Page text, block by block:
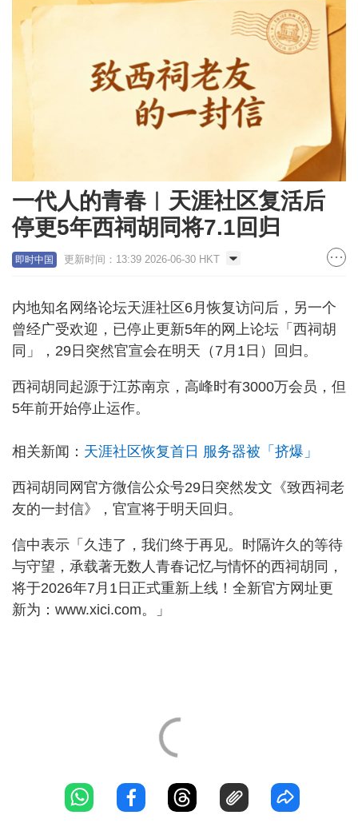
一代人的青春︱天涯社区复活后
停更5年西祠胡同将7.1回归
即时中国 更新时间：13:39 2026-06-30 HKT
内地知名网络论坛天涯社区6月恢复访问后，另一个
曾经广受欢迎，已停止更新5年的网上论坛「西祠胡
同」，29日突然官宣会在明天（7月1日）回归。
西祠胡同起源于江苏南京，高峰时有3000万会员，但
5年前开始停止运作。
相关新闻： 天涯社区恢复首日 服务器被「挤爆」
西祠胡同网官方微信公众号29日突然发文《致西祠老
友的一封信》，官宣将于明天回归。
信中表示「久违了，我们终于再见。时隔许久的等待
与守望，承载著无数人青春记忆与情怀的西祠胡同，
将于2026年7月1日正式重新上线！全新官方网址更
新为：www.xici.com。」